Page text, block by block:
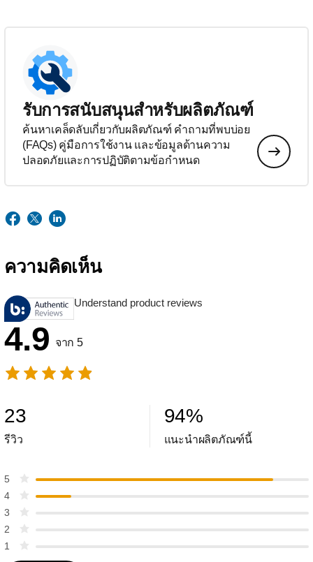
รับการสนับสนุนสำหรับผลิตภัณฑ์
ค้นหาเคล็ดลับเกี่ยวกับผลิตภัณฑ์ คำถามที่พบบ่อย
(FAQs) คู่มือการใช้งาน และข้อมูลด้านความ
ปลอดภัยและการปฏิบัติตามข้อกำหนด
ความคิดเห็น
Understand product reviews
4.9 จาก 5
23
รีวิว
94%
แนะนำผลิตภัณฑ์นี้
5
4
3
2
1